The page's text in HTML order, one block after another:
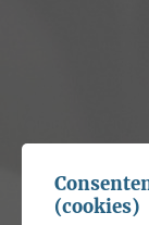
(cookies)